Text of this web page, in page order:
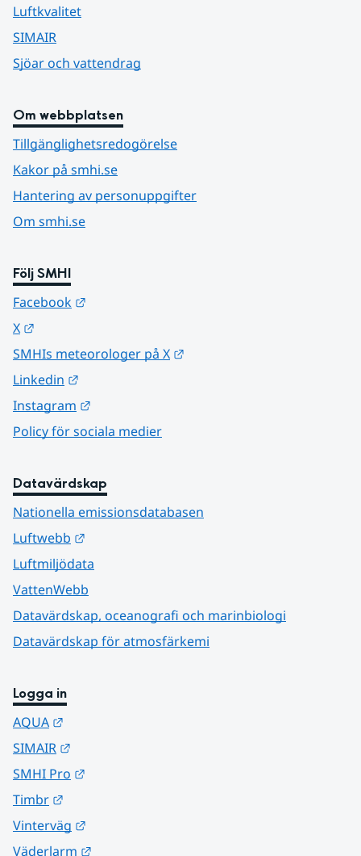
Luftkvalitet
SIMAIR
Sjöar och vattendrag
Om webbplatsen
Tillgänglighetsredogörelse
Kakor på smhi.se
Hantering av personuppgifter
Om smhi.se
Följ SMHI
Facebook
X
SMHIs meteorologer på X
Linkedin
Instagram
Policy för sociala medier
Datavärdskap
Nationella emissionsdatabasen
Luftwebb
Luftmiljödata
VattenWebb
Datavärdskap, oceanografi och marinbiologi
Datavärdskap för atmosfärkemi
Logga in
AQUA
SIMAIR
SMHI Pro
Timbr
Vinterväg
Väderlarm